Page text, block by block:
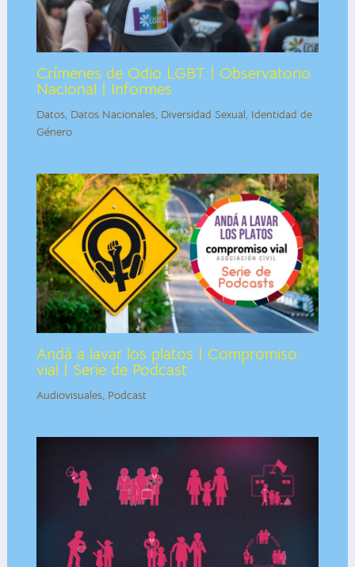
Crímenes de Odio LGBT | Observatorio
Nacional | Informes
Datos, Datos Nacionales, Diversidad Sexual, Identidad de
Género
Andá a lavar los platos | Compromiso
vial | Serie de Podcast
Audiovisuales, Podcast